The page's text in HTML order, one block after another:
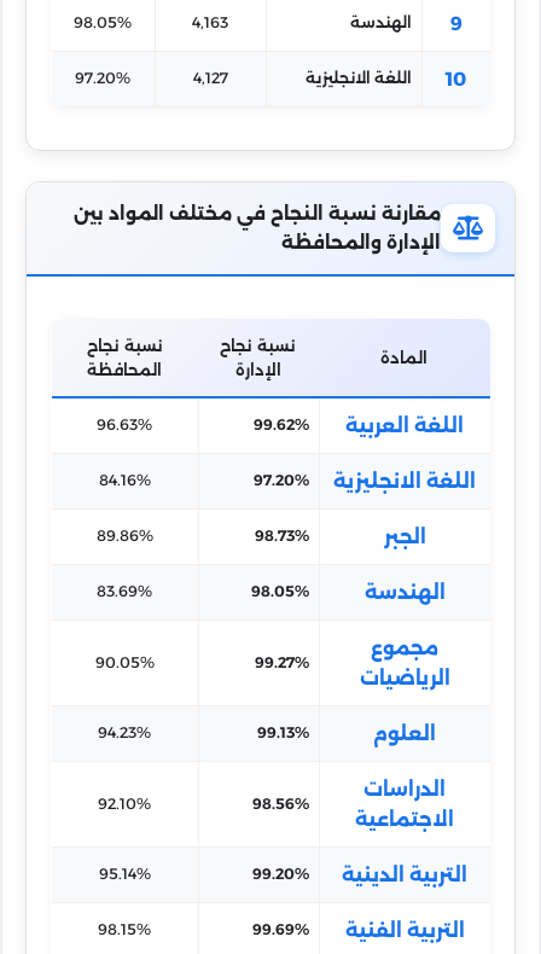
9 الهندسة 4,163
98.05%
10 اللغة الانجليزية 4,127
97.20%
مقارنة نسبة النجاح في مختلف المواد بين
الإدارة والمحافظة
المادة
نسبة نجاح
الإدارة
نسبة نجاح
المحافظة
اللغة العربية 99.62%
96.63%
اللغة الانجليزية 97.20%
84.16%
الجبر 98.73%
89.86%
الهندسة 98.05%
83.69%
مجموع
الرياضيات
99.27%
90.05%
العلوم 99.13%
94.23%
الدراسات
الاجتماعية
98.56%
92.10%
التربية الدينية 99.20%
95.14%
التربية الفنية 99.69%
98.15%